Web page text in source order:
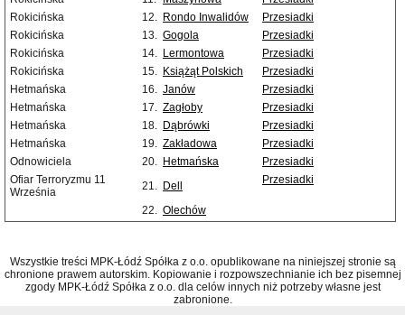
Rokicińska
12. Rondo Inwalidów
Przesiadki
Rokicińska
13. Gogola
Przesiadki
Rokicińska
14. Lermontowa
Przesiadki
Rokicińska
15. Książąt Polskich
Przesiadki
Hetmańska
16. Janów
Przesiadki
Hetmańska
17. Zagłoby
Przesiadki
Hetmańska
18. Dąbrówki
Przesiadki
Hetmańska
19. Zakładowa
Przesiadki
Odnowiciela
20. Hetmańska
Przesiadki
Ofiar Terroryzmu 11
Września
21. Dell Przesiadki
22. Olechów
Wszystkie treści MPK-Łódź Spółka z o.o. opublikowane na niniejszej stronie są
chronione prawem autorskim. Kopiowanie i rozpowszechnianie ich bez pisemnej
zgody MPK-Łódź Spółka z o.o. dla celów innych niż potrzeby własne jest
zabronione.